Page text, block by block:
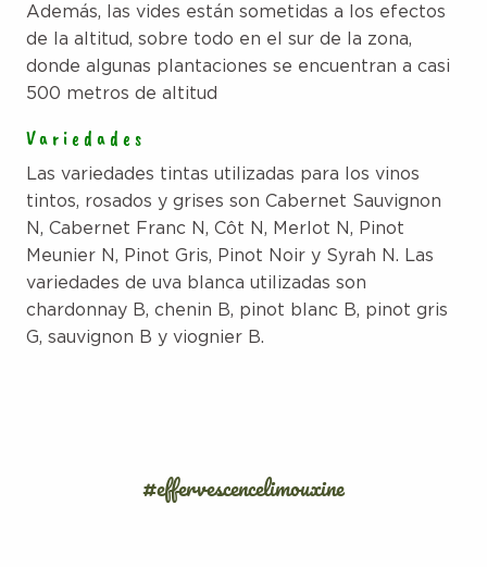
Además, las vides están sometidas a los efectos
de la altitud, sobre todo en el sur de la zona,
donde algunas plantaciones se encuentran a casi
500 metros de altitud
Variedades
Las variedades tintas utilizadas para los vinos
tintos, rosados y grises son Cabernet Sauvignon
N, Cabernet Franc N, Côt N, Merlot N, Pinot
Meunier N, Pinot Gris, Pinot Noir y Syrah N. Las
variedades de uva blanca utilizadas son
chardonnay B, chenin B, pinot blanc B, pinot gris
G, sauvignon B y viognier B.
#effervescencelimouxine